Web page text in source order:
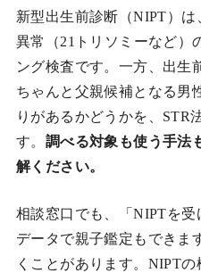
新型出生前診断（NIPT）
異常（21トリソミーなど）
ング検査です。一方、出生
ちゃんと父親候補となる男
りがあるかどうかを、STR
す。 調べる対象も使う手法
解ください。
相談窓口でも、「NIPTを
データで親子鑑定もできま
くことがあります。NIPT